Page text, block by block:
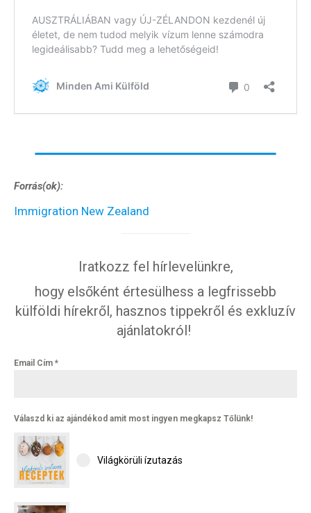
ízutazás
Kaland -
kockázat
Utazási
Feliratkozom
Forrás(ok):
Immigration New Zealand
Iratkozz fel hírlevelünkre,
hogy elsőként értesülhess a legfrissebb
külföldi hírekről, hasznos tippekről és exkluzív
ajánlatokról!
Email Cím *
Válaszd ki az ajándékod amit most ingyen megkapsz Tőlünk!
Világkörüli ízutazás